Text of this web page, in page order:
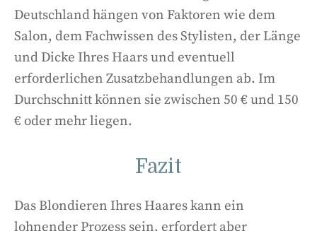
Deutschland hängen von Faktoren wie dem
Salon, dem Fachwissen des Stylisten, der Länge
und Dicke Ihres Haars und eventuell
erforderlichen Zusatzbehandlungen ab. Im
Durchschnitt können sie zwischen 50 € und 150
€ oder mehr liegen.
Fazit
Das Blondieren Ihres Haares kann ein
lohnender Prozess sein, erfordert aber